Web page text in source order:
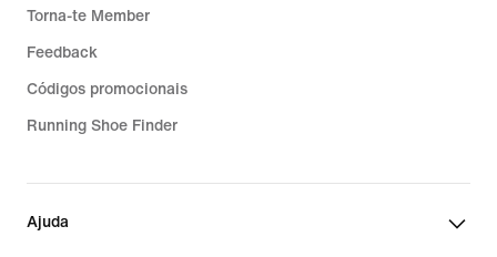
Torna-te Member
Feedback
Códigos promocionais
Running Shoe Finder
Ajuda